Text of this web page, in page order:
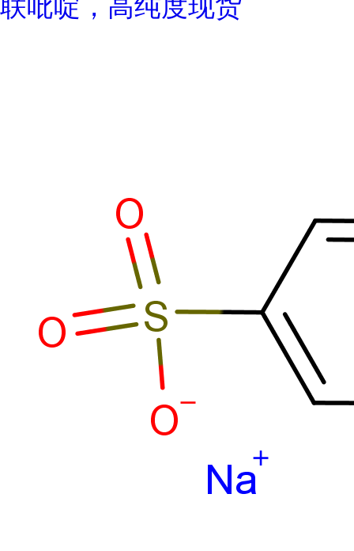
联吡啶，高纯度现货